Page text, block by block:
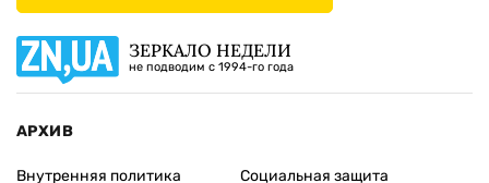
ЗЕРКАЛО НЕДЕЛИ
не подводим с 1994-го года
АРХИВ
Внутренняя политика
Социальная защита